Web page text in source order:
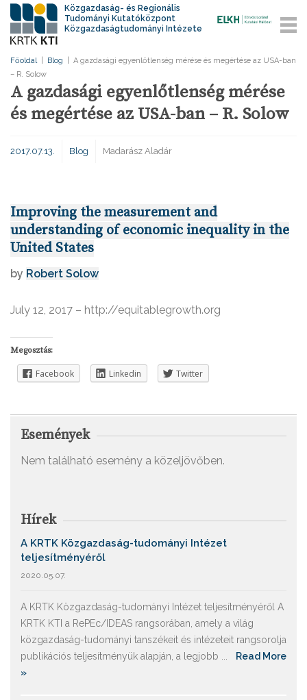
Közgazdaság- és Regionális
Tudományi Kutatóközpont
Közgazdaságtudományi Intézete
Főoldal Blog
A gazdasági egyenlőtlenség mérése és megértése az USA-ban
– R. Solow
A gazdasági egyenlőtlenség mérése
és megértése az USA-ban – R. Solow
2017.07.13. Blog Madarász Aladár
Improving the measurement and
understanding of economic inequality in the
United States
by Robert Solow
July 12, 2017 – http://equitablegrowth.org
Megosztás:
Facebook Linkedin Twitter
Események
Nem található esemény a közeljövőben.
Hírek
A KRTK Közgazdaság-tudományi Intézet
teljesítményéről
2020.05.07.
A KRTK Közgazdaság-tudományi Intézet teljesítményéről A
KRTK KTI a RePEc/IDEAS rangsorában, amely a világ
közgazdaság-tudományi tanszékeit és intézeteit rangsorolja
publikációs teljesítményük alapján, a legjobb ...
Read More
»